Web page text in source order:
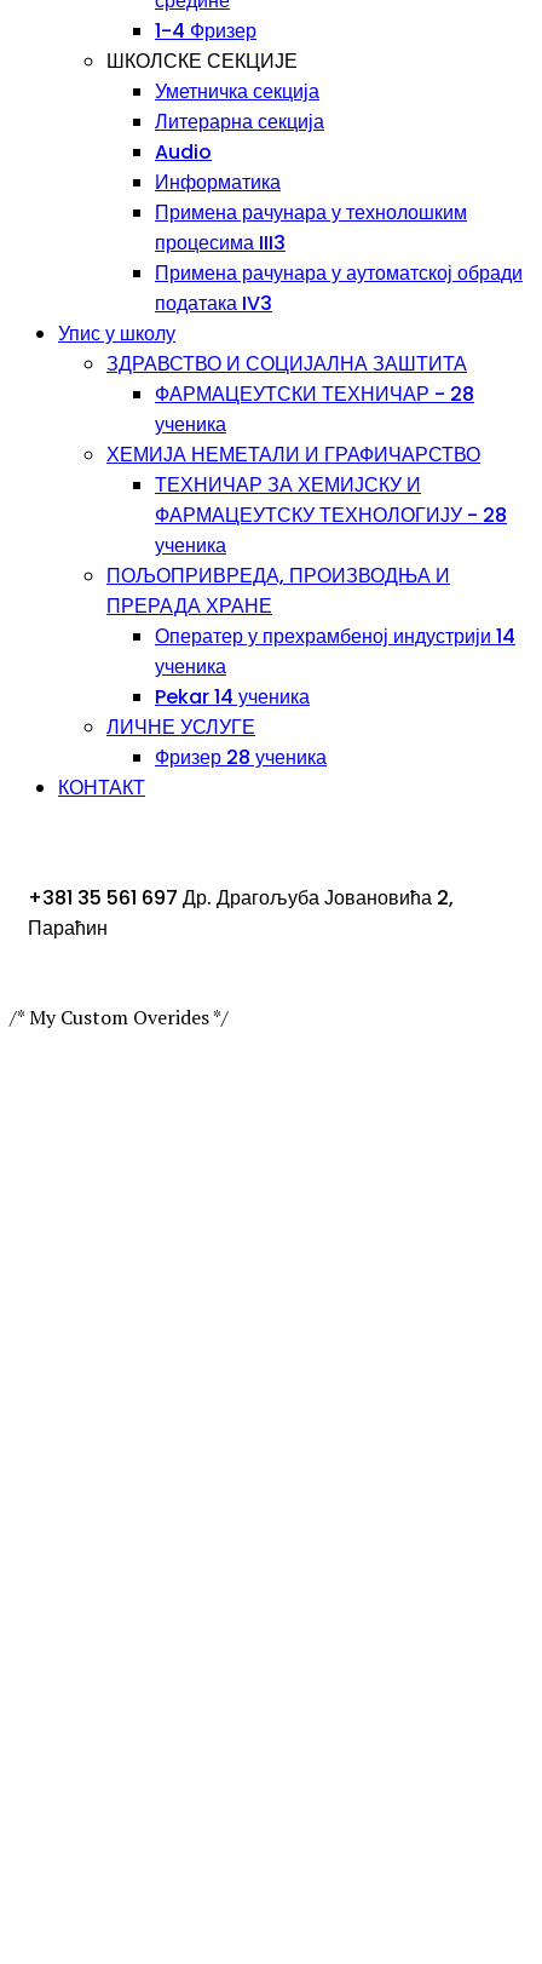
1-4 Фризер
ШКОЛСКЕ СЕКЦИЈЕ
Уметничка секција
Литерарна секција
Audio
Информатика
Примена рачунара у технолошким
процесима III3
Примена рачунара у аутоматској обради
података IV3
Упис у школу
ЗДРАВСТВО И СОЦИЈАЛНА ЗАШТИТА
ФАРМАЦЕУТСКИ ТЕХНИЧАР - 28
ученика
ХЕМИЈА НЕМЕТАЛИ И ГРАФИЧАРСТВО
ТЕХНИЧАР ЗА ХЕМИЈСКУ И
ФАРМАЦЕУТСКУ ТЕХНОЛОГИЈУ - 28
ученика
ПОЉОПРИВРЕДА, ПРОИЗВОДЊА И
ПРЕРАДА ХРАНЕ
Оператер у прехрамбеној индустрији 14
ученика
Pekar 14 ученика
ЛИЧНЕ УСЛУГЕ
Фризер 28 ученика
КОНТАКТ
+381 35 561 697 Др. Драгољуба Јовановића 2,
Параћин
/* My Custom Overides */